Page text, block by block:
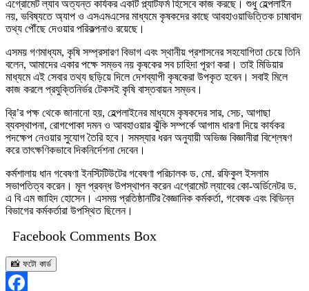
এগ্রোমেট ল্যাব অত্যন্ত কার্যকর একটি প্ল্যাটফর্ম হিসেবে কাজ করছে। শুধু হেল্পলাইন
নয়, ভবিষ্যতে অ্যাপ ও এসএমএসের মাধ্যমে কৃষকদের কাছে আবহাওয়াভিত্তিক চাষাবাদ
তথ্য পৌঁছে দেওয়ার পরিকল্পনাও রয়েছে।
এসময় গণমাধ্যম, কৃষি সম্প্রসারণ বিভাগ এবং স্থানীয় প্রশাসনের সহযোগিতা চেয়ে তিনি
বলেন, আমাদের একার পক্ষে সম্ভব নয় কৃষকের সব চাহিদা পূরণ করা। তাই মিডিয়ার
মাধ্যমে এই সেবার তথ্য ছড়িয়ে দিলে দেশব্যাপী কৃষকেরা উপকৃত হবেন। সবাই মিলে
কাজ করলে প্রযুক্তিনির্ভর টেকসই কৃষি বাস্তবায়ন সম্ভব।
ব্রি’র পক্ষ থেকে জানানো হয়, হেল্পলাইনের মাধ্যমে কৃষকদের সার, সেচ, আগাছা
ব্যবস্থাপনা, রোগপোকা দমন ও আবহাওয়ার ঝুঁকি সম্পর্কে আগাম ধারণা দিয়ে কার্যকর
পদক্ষেপ নেওয়ার সুযোগ তৈরি হবে। সমস্যার ধরন অনুযায়ী অভিজ্ঞ বিজ্ঞানীরা বিশ্লেষণ
করে তাৎক্ষণিকভাবে দিকনির্দেশনা দেবেন।
কর্মশালায় ধান গবেষণা ইনস্টিটিউটের গবেষণা পরিচালক ড. মো. রফিকুল ইসলাম
সভাপতিত্ব করেন। মূল প্রবন্ধ উপস্থাপন করেন এগ্রোমেট ল্যাবের কো-অর্ডিনেটর ড.
এ বি এম জাহিদ হোসেন। এসময় প্রতিষ্ঠানটির বৈজ্ঞানিক কর্মকর্তা, গবেষক এবং বিভিন্ন
বিভাগের কর্মকর্তারা উপস্থিত ছিলেন।
Facebook Comments Box
📸 ফটো কার্ড